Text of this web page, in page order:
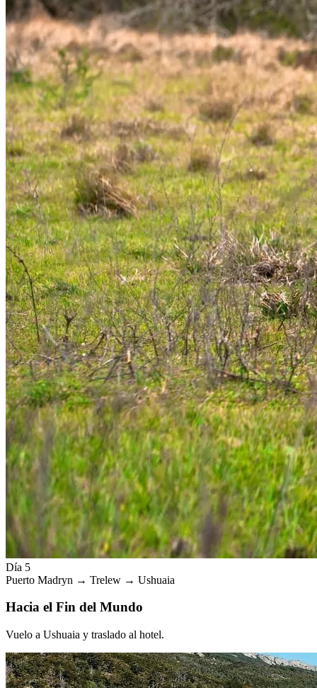
Día 5
Puerto Madryn → Trelew → Ushuaia
Hacia el Fin del Mundo
Vuelo a Ushuaia y traslado al hotel.